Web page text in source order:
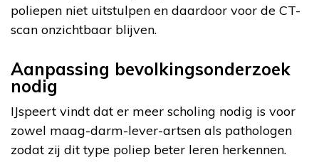
poliepen niet uitstulpen en daardoor voor de CT-
scan onzichtbaar blijven.
Aanpassing bevolkingsonderzoek
nodig
IJspeert vindt dat er meer scholing nodig is voor
zowel maag-darm-lever-artsen als pathologen
zodat zij dit type poliep beter leren herkennen.